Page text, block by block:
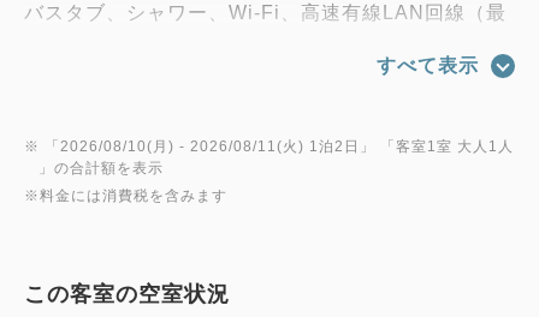
バスタブ、シャワー、Wi-Fi、高速有線LAN回線（最
マイナスイオンドライヤー、電気ケトル、液晶テレ
浄機付加湿器
ナイトウェア（シャツワンピースタイプ）、バスマッ
すべて表示
※ 「 2026/08/10(月) - 2026/08/11(火) 1泊2日 」 「客室1室 大人1人
」の合計額を表示
※料金には消費税を含みます
この客室の空室状況